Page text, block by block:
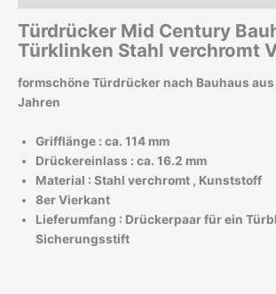
Türdrücker Mid Century
Türklinken Stahl verchromt
formschöne Türdrücker nach Bauhaus
Jahren
Grifflänge : ca. 114 mm
Drückereinlass : ca. 16.2 mm
Material : Stahl verchromt , Kunststoff
8er Vierkant
Lieferumfang : Drückerpaar für ein
Sicherungsstift